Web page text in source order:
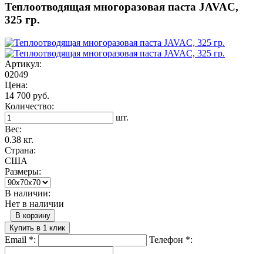
Теплоотводящая многоразовая паста JAVAC,
325 гр.
Артикул:
02049
Цена:
14 700 руб.
Количество:
шт.
Вес:
0.38 кг.
Страна:
США
Размеры:
В наличии:
Нет в наличии
В корзину
Купить в 1 клик
Email *: Телефон *: